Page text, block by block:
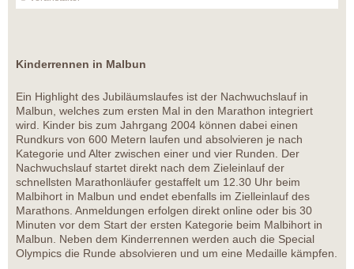
Kinderrennen in Malbun
Ein Highlight des Jubiläumslaufes ist der Nachwuchslauf in
Malbun, welches zum ersten Mal in den Marathon integriert
wird. Kinder bis zum Jahrgang 2004 können dabei einen
Rundkurs von 600 Metern laufen und absolvieren je nach
Kategorie und Alter zwischen einer und vier Runden. Der
Nachwuchslauf startet direkt nach dem Zieleinlauf der
schnellsten Marathonläufer gestaffelt um 12.30 Uhr beim
Malbihort in Malbun und endet ebenfalls im Zielleinlauf des
Marathons. Anmeldungen erfolgen direkt online oder bis 30
Minuten vor dem Start der ersten Kategorie beim Malbihort in
Malbun. Neben dem Kinderrennen werden auch die Special
Olympics die Runde absolvieren und um eine Medaille kämpfen.